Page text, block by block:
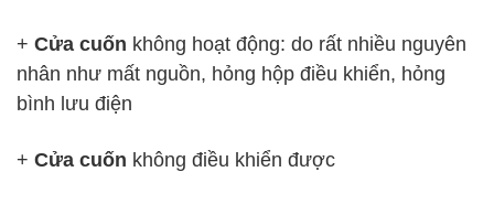
+ Cửa cuốn không hoạt động: do rất nhiều nguyên
nhân như mất nguồn, hỏng hộp điều khiển, hỏng
bình lưu điện
+ Cửa cuốn không điều khiển được